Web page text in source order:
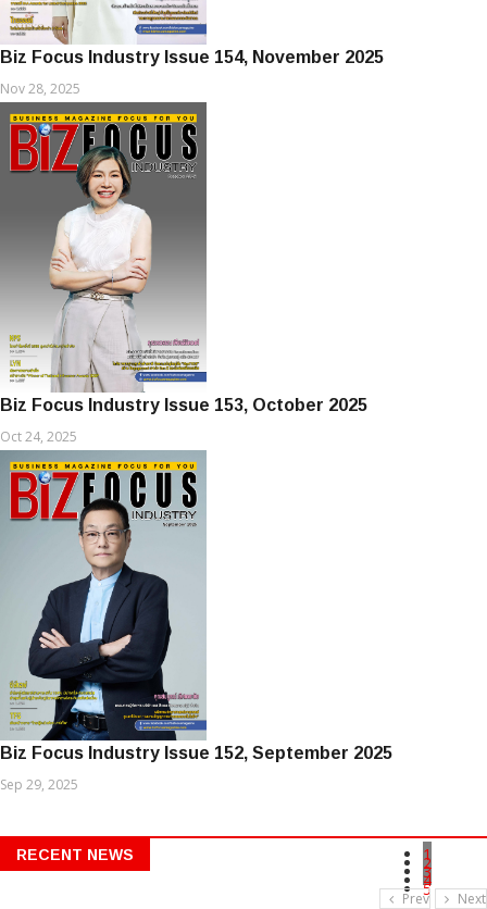
Biz Focus Industry Issue 154, November 2025
Nov 28, 2025
Biz Focus Industry Issue 153, October 2025
Oct 24, 2025
Biz Focus Industry Issue 152, September 2025
Sep 29, 2025
RECENT NEWS 1
2
3
4
5
Prev Next